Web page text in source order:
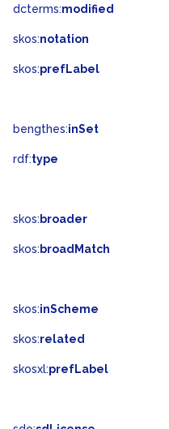
dcterms:modified
skos:notation
skos:prefLabel
bengthes:inSet
rdf:type
skos: broader
skos: broadMatch
skos:inScheme
skos:related
skosxl:prefLabel